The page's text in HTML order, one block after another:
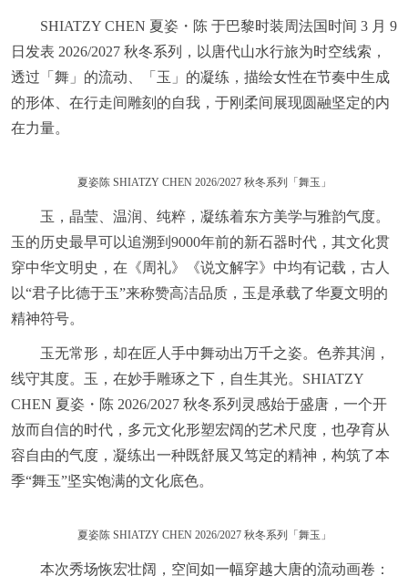
SHIATZY CHEN 夏姿・陈 于巴黎时装周法国时间 3 月 9
日发表 2026/2027 秋冬系列，以唐代山水行旅为时空线索，
透过「舞」的流动、「玉」的凝练，描绘女性在节奏中生成
的形体、在行走间雕刻的自我，于刚柔间展现圆融坚定的内
在力量。
夏姿陈 SHIATZY CHEN 2026/2027 秋冬系列「舞玉」
玉，晶莹、温润、纯粹，凝练着东方美学与雅韵气度。
玉的历史最早可以追溯到9000年前的新石器时代，其文化贯
穿中华文明史，在《周礼》《说文解字》中均有记载，古人
以“君子比德于玉”来称赞高洁品质，玉是承载了华夏文明的
精神符号。
玉无常形，却在匠人手中舞动出万千之姿。色养其润，
线守其度。玉，在妙手雕琢之下，自生其光。SHIATZY
CHEN 夏姿・陈 2026/2027 秋冬系列灵感始于盛唐，一个开
放而自信的时代，多元文化形塑宏阔的艺术尺度，也孕育从
容自由的气度，凝练出一种既舒展又笃定的精神，构筑了本
季“舞玉”坚实饱满的文化底色。
夏姿陈 SHIATZY CHEN 2026/2027 秋冬系列「舞玉」
本次秀场恢宏壮阔，空间如一幅穿越大唐的流动画卷：